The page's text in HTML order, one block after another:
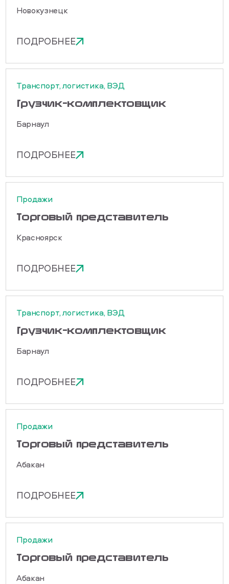
Новокузнецк
ПОДРОБНЕЕ
Транспорт, логистика, ВЭД
Грузчик-комплектовщик
Барнаул
ПОДРОБНЕЕ
Продажи
Торговый представитель
Красноярск
ПОДРОБНЕЕ
Транспорт, логистика, ВЭД
Грузчик-комплектовщик
Барнаул
ПОДРОБНЕЕ
Продажи
Торговый представитель
Абакан
ПОДРОБНЕЕ
Продажи
Торговый представитель
Абакан